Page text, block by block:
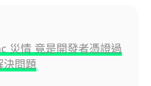
災情 竟是開發者憑證過
決問題